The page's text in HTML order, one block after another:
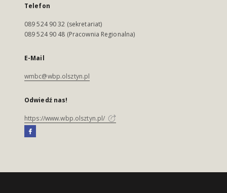
Telefon
089 524 90 32 (sekretariat)
089 524 90 48 (Pracownia Regionalna)
E-Mail
wmbc@wbp.olsztyn.pl
Odwiedź nas!
https://www.wbp.olsztyn.pl/